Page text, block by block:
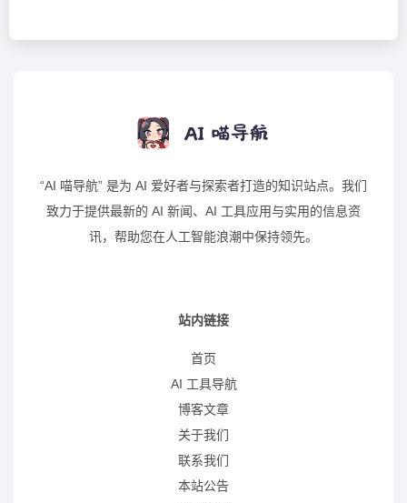
“AI 喵导航” 是为 AI 爱好者与探索者打造的知识站点。我们
致力于提供最新的 AI 新闻、AI 工具应用与实用的信息资
讯，帮助您在人工智能浪潮中保持领先。
站内链接
首页
AI 工具导航
博客文章
关于我们
联系我们
本站公告